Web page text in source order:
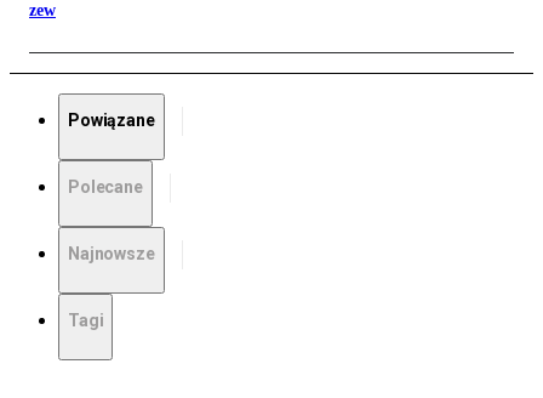
zew
Powiązane
Polecane
Najnowsze
Tagi